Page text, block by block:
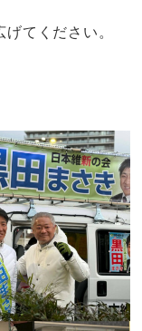
てください。